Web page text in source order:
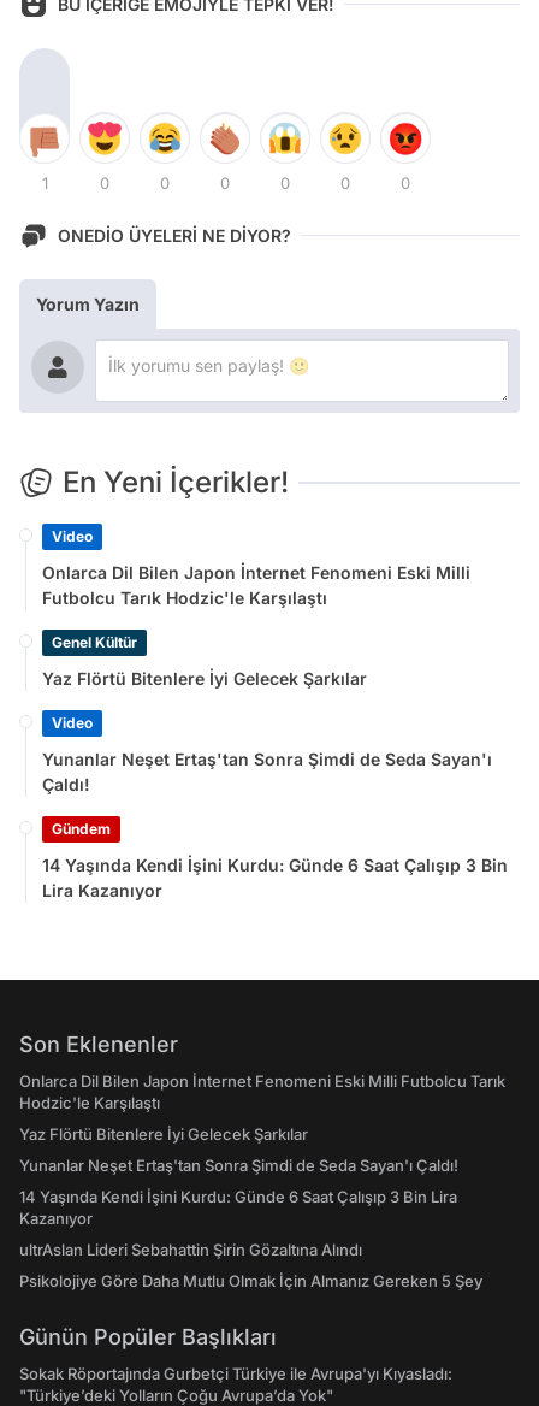
BU İÇERİĞE EMOJİYLE TEPKİ VER!
1 0 0 0 0 0 0
ONEDİO ÜYELERİ NE DİYOR?
Yorum Yazın
En Yeni İçerikler!
Video
Onlarca Dil Bilen Japon İnternet Fenomeni Eski Milli
Futbolcu Tarık Hodzic'le Karşılaştı
Genel Kültür
Yaz Flörtü Bitenlere İyi Gelecek Şarkılar
Video
Yunanlar Neşet Ertaş'tan Sonra Şimdi de Seda Sayan'ı
Çaldı!
Gündem
14 Yaşında Kendi İşini Kurdu: Günde 6 Saat Çalışıp 3 Bin
Lira Kazanıyor
Son Eklenenler
Onlarca Dil Bilen Japon İnternet Fenomeni Eski Milli Futbolcu Tarık
Hodzic'le Karşılaştı
Yaz Flörtü Bitenlere İyi Gelecek Şarkılar
Yunanlar Neşet Ertaş'tan Sonra Şimdi de Seda Sayan'ı Çaldı!
14 Yaşında Kendi İşini Kurdu: Günde 6 Saat Çalışıp 3 Bin Lira
Kazanıyor
ultrAslan Lideri Sebahattin Şirin Gözaltına Alındı
Psikolojiye Göre Daha Mutlu Olmak İçin Almanız Gereken 5 Şey
Günün Popüler Başlıkları
Sokak Röportajında Gurbetçi Türkiye ile Avrupa'yı Kıyasladı:
"Türkiye’deki Yolların Çoğu Avrupa’da Yok"